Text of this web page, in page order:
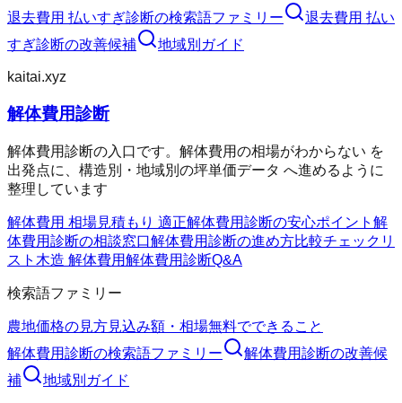
退去費用 払いすぎ診断の検索語ファミリー
退去費用 払い
すぎ診断の改善候補 地域別ガイド
kaitai.xyz
解体費用診断
解体費用診断の入口です。解体費用の相場がわからない を
出発点に、構造別・地域別の坪単価データ へ進めるように
整理しています
解体費用 相場見積もり 適正解体費用診断の安心ポイント 解
体費用診断の相談窓口解体費用診断の進め方比較チェックリ
スト 木造 解体費用解体費用診断Q&A
検索語ファミリー
農地価格の見方見込み額・相場無料でできること
解体費用診断の検索語ファミリー 解体費用診断の改善候
補
地域別ガイド